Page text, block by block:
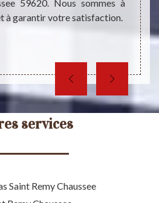
59620. Nous sommes à
à garantir votre satisfaction.
de
services
Saint Remy Chaussee